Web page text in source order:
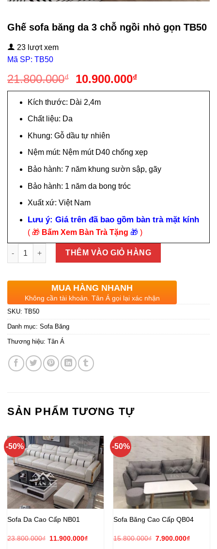
Ghế sofa băng da 3 chỗ ngồi nhỏ gọn TB50
23 lượt xem
Mã SP: TB50
21.800.000₫
Giá
gốc
là:
10.900.000₫Giá
hiện
Kích thước: Dài 2,4m
Chất liệu: Da
Khung: Gỗ dầu tự nhiên
Nệm mút: Nệm mút D40 chống xẹp
Bảo hành: 7 năm khung sườn sập, gãy
Bảo hành: 1 năm da bong tróc
Xuất xứ: Việt Nam
Lưu ý: Giá trên đã bao gồm bàn trà mặt kính
( 🎁 Bấm Xem Bàn Trà Tặng 🎁 )
Ghế sofa băng da 3 chỗ ngồi nhỏ gọn TB50 số lượng
THÊM VÀO GIỎ HÀNG
MUA HÀNG NHANH
Không cần tài khoản. Tân Á gọi lại xác nhận
SKU: TB50
Danh mục: Sofa Băng
Thương hiệu: Tân Á
SẢN PHẨM TƯƠNG TỰ
-50%
Sofa Da Cao Cấp NB01
23.800.000₫
Giá
11.900.000₫Giá
-50%
Sofa Băng Cao Cấp QB04
15.800.000₫ Giá
7.900.000₫Giá